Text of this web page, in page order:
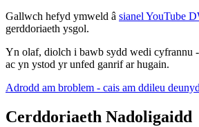
Gallwch hefyd ymweld â sianel YouTube
gerddoriaeth ysgol.
Yn olaf, diolch i bawb sydd wedi cyfrannu
ac yn ystod yr unfed ganrif ar hugain.
Adrodd am broblem - cais am ddileu
Cerddoriaeth Nadoligaidd